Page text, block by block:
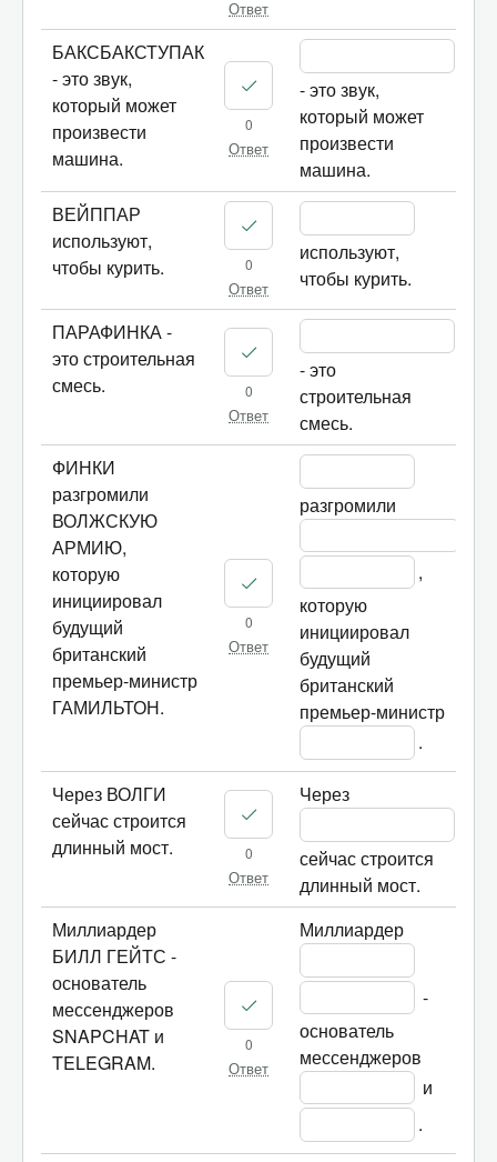
Ответ
БАКСБАКСТУПАК
- это звук,
который может
произвести
машина.
0
Ответ
- это звук,
который может
произвести
машина.
ВЕЙППАР
используют,
чтобы курить.
0
Ответ
используют,
чтобы курить.
ПАРАФИНКА -
это строительная
смесь.
0
Ответ
- это
строительная
смесь.
ФИНКИ
разгромили
ВОЛЖСКУЮ
АРМИЮ,
которую
инициировал
будущий
британский
премьер-министр
ГАМИЛЬТОН.
0
Ответ
разгромили
,
которую
инициировал
будущий
британский
премьер-министр
.
Через ВОЛГИ
сейчас строится
длинный мост.
0
Ответ
Через
сейчас строится
длинный мост.
Миллиардер
БИЛЛ ГЕЙТС -
основатель
мессенджеров
SNAPCHAT и
TELEGRAM.
0
Ответ
Миллиардер
-
основатель
мессенджеров
и
.